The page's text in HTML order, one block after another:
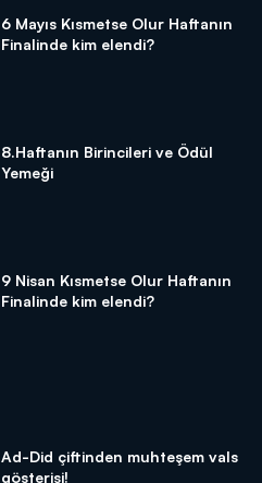
6 Mayıs Kısmetse Olur Haftanın
Finalinde kim elendi?
8.Haftanın Birincileri ve Ödül
Yemeği
9 Nisan Kısmetse Olur Haftanın
Finalinde kim elendi?
Ad-Did çiftinden muhteşem vals
gösterisi!